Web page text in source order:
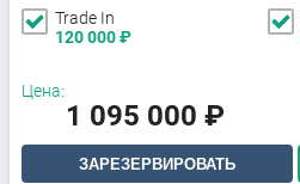
Trade In
120 000₽
Цена:
1 095 000 ₽
ЗАРЕЗЕРВИРОВАТЬ